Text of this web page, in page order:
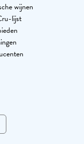
wijnen
lijst